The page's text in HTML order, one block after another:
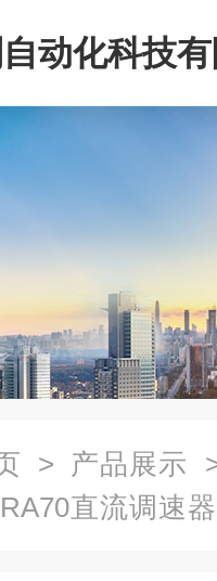
动化科技
> 产品展示
直流调速